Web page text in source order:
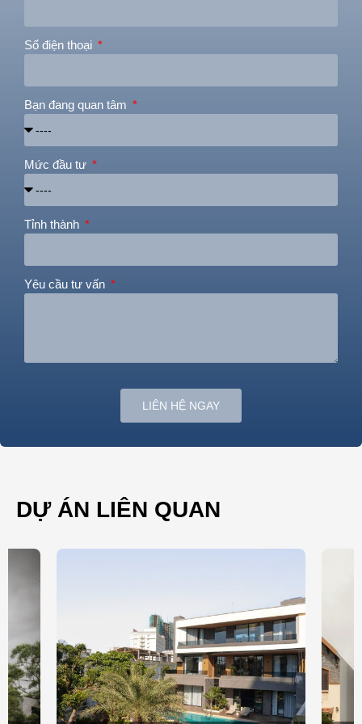
Số điện thoại
Bạn đang quan tâm
Mức đầu tư
Tỉnh thành
Yêu cầu tư vấn
LIÊN HỆ NGAY
DỰ ÁN LIÊN QUAN